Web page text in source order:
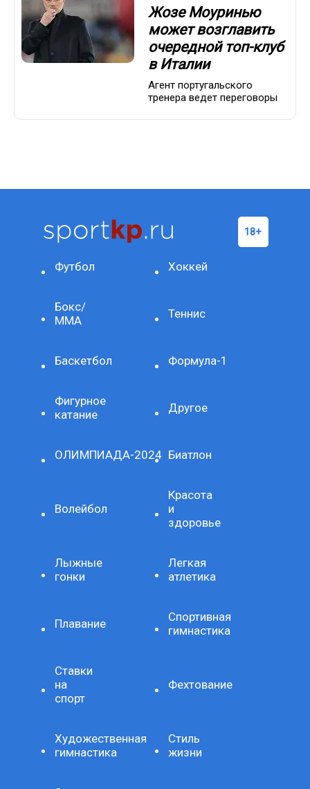
Жозе Моуринью
может возглавить
очередной топ-клуб
в Италии
Агент португальского
тренера ведет переговоры
Футбол Хоккей
Бокс/
ММА
Теннис
Баскетбол Формула-1
Фигурное
катание
Другое
ОЛИМПИАДА-2024 Биатлон
Волейбол
Красота
и
здоровье
Лыжные
гонки
Легкая
атлетика
Плавание
Спортивная
гимнастика
Ставки
на
спорт
Фехтование
Художественная
гимнастика
Стиль
жизни